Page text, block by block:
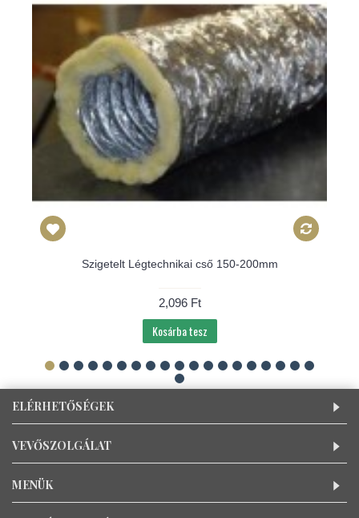
Szigetelt Légtechnikai cső 150-200mm
2,096 Ft
Kosárba tesz
ELÉRHETŐSÉGEK
VEVŐSZOLGÁLAT
MENÜK